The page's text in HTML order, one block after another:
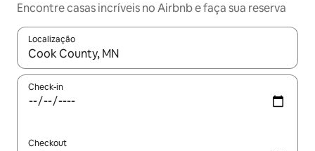
Encontre casas incríveis no Airbnb e faça sua reserva
Localização
Quando os resultados estiverem disponíveis, explore-os
Check-in
Checkout